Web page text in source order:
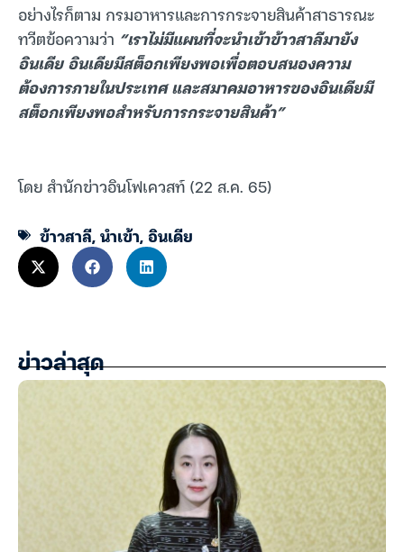
อย่างไรก็ตาม กรมอาหารและการกระจายสินค้าสาธารณะ
ทวีตข้อความว่า “เราไม่มีแผนที่จะนำเข้าข้าวสาลีมายัง
อินเดีย อินเดียมีสต็อกเพียงพอเพื่อตอบสนองความ
ต้องการภายในประเทศ และสมาคมอาหารของอินเดียมี
สต็อกเพียงพอสำหรับการกระจายสินค้า”
โดย สำนักข่าวอินโฟเควสท์ (22 ส.ค. 65)
ข้าวสาลี,นำเข้า,อินเดีย
ข่าวล่าสุด